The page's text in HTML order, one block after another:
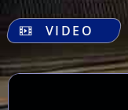
VIDEO